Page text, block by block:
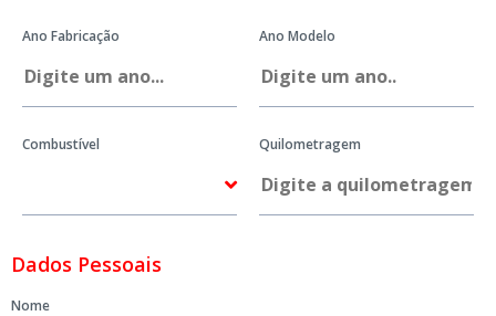
Ano Fabricação Ano Modelo
Combustível Quilometragem
Dados Pessoais
Nome